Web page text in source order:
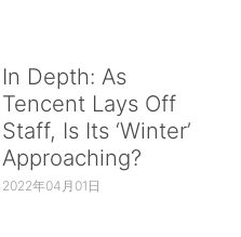
In Depth: As
Tencent Lays Off
Staff, Is Its ‘Winter’
Approaching?
2022年04月01日